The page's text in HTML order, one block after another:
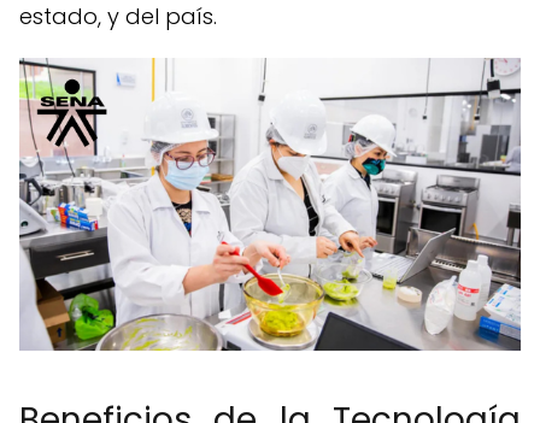
estado, y del país.